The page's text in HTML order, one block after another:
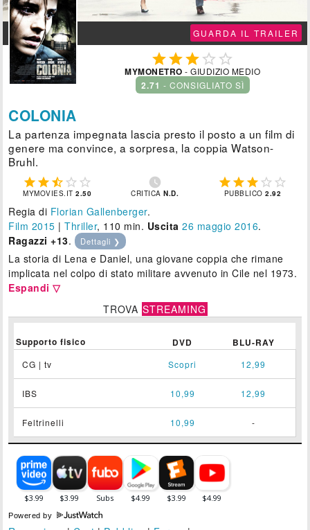
GUARDA IL TRAILER
  
MYMONETRO - GIUDIZIO MEDIO
2.71 - CONSIGLIATO SÌ
COLONIA
La partenza impegnata lascia presto il posto a un film di
genere ma convince, a sorpresa, la coppia Watson-
Bruhl.
    
MYMOVIES.IT2.50

CRITICAN.D.
    
PUBBLICO2.92
Regia di Florian Gallenberger.
Film 2015 |Thriller, 110 min. Uscita 26 maggio 2016.
Ragazzi +13. Dettagli ❯
La storia di Lena e Daniel, una giovane coppia che rimane
implicata nel colpo di stato militare avvenuto in Cile nel 1973.
Espandi ▽
TROVA STREAMING
Supporto fisico DVD BLU-RAY
CG | tv Scopri 12,99
IBS 10,99 12,99
Feltrinelli 10,99 -
Powered by